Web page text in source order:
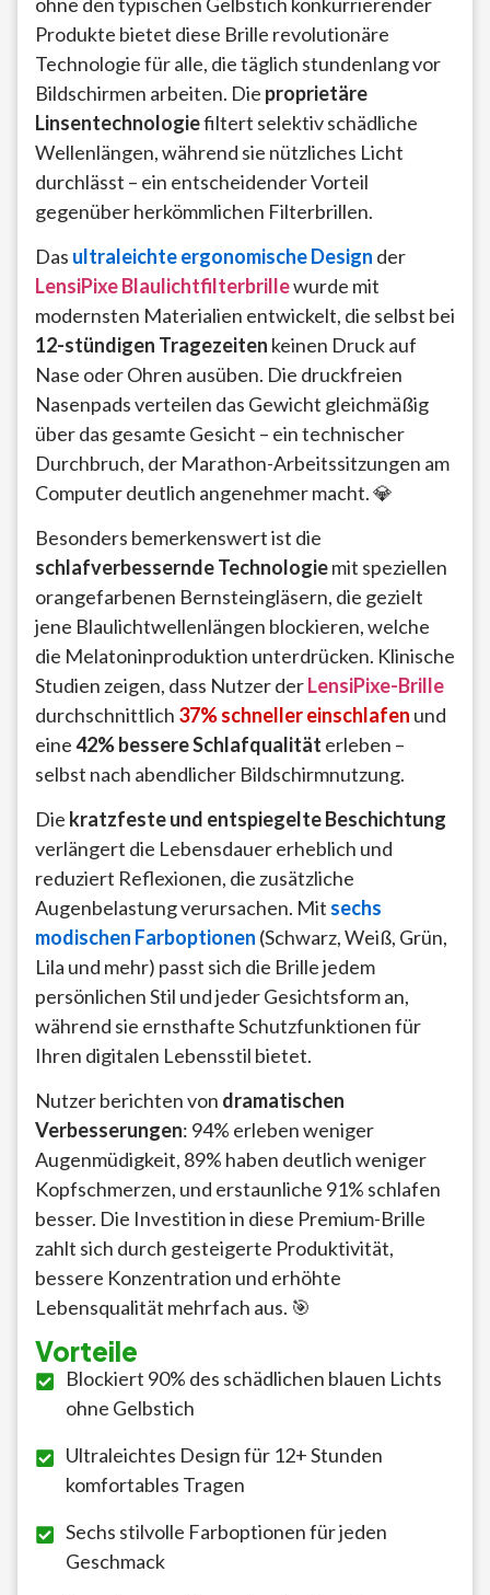
ohne den typischen Gelbstich konkurrierender
Produkte bietet diese Brille revolutionäre
Technologie für alle, die täglich stundenlang vor
Bildschirmen arbeiten. Die proprietäre
Linsentechnologiefiltert selektiv schädliche
Wellenlängen, während sie nützliches Licht
durchlässt – ein entscheidender Vorteil
gegenüber herkömmlichen Filterbrillen.
Das ultraleichte ergonomische Design der
LensiPixe Blaulichtfilterbrillewurde mit
modernsten Materialien entwickelt, die selbst bei
12-stündigen Tragezeiten keinen Druck auf
Nase oder Ohren ausüben. Die druckfreien
Nasenpads verteilen das Gewicht gleichmäßig
über das gesamte Gesicht – ein technischer
Durchbruch, der Marathon-Arbeitssitzungen am
Computer deutlich angenehmer macht. 💎
Besonders bemerkenswert ist die
schlafverbessernde Technologiemit speziellen
orangefarbenen Bernsteingläsern, die gezielt
jene Blaulichtwellenlängen blockieren, welche
die Melatoninproduktion unterdrücken. Klinische
Studien zeigen, dass Nutzer derLensiPixe-Brille
durchschnittlich 37% schneller einschlafen und
eine42% bessere Schlafqualität erleben –
selbst nach abendlicher Bildschirmnutzung.
Die kratzfeste und entspiegelte Beschichtung
verlängert die Lebensdauer erheblich und
reduziert Reflexionen, die zusätzliche
Augenbelastung verursachen. Mit sechs
modischen Farboptionen (Schwarz, Weiß, Grün,
Lila und mehr) passt sich die Brille jedem
persönlichen Stil und jeder Gesichtsform an,
während sie ernsthafte Schutzfunktionen für
Ihren digitalen Lebensstil bietet.
Nutzer berichten von dramatischen
Verbesserungen: 94% erleben weniger
Augenmüdigkeit, 89% haben deutlich weniger
Kopfschmerzen, und erstaunliche 91% schlafen
besser. Die Investition in diese Premium-Brille
zahlt sich durch gesteigerte Produktivität,
bessere Konzentration und erhöhte
Lebensqualität mehrfach aus. 🎯
Vorteile
Blockiert 90% des schädlichen blauen Lichts
ohne Gelbstich
Ultraleichtes Design für 12+ Stunden
komfortables Tragen
Sechs stilvolle Farboptionen für jeden
Geschmack